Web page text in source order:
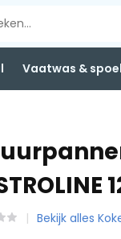
Vaatwas &
Bekijk alles